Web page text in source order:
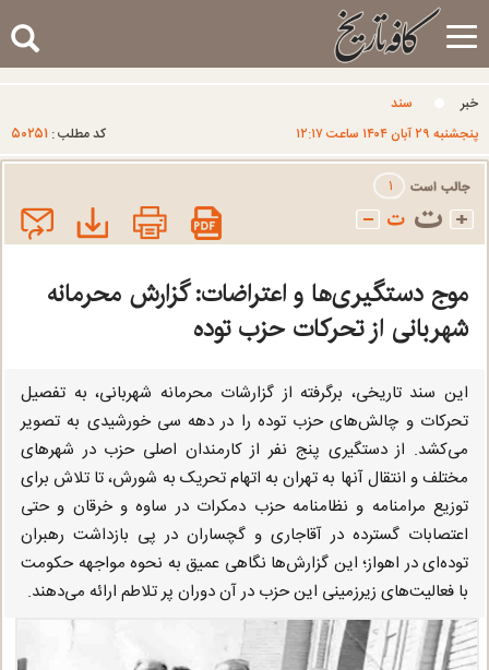
Toggle
navigation
خبر
سند
پنجشنبه ۲۹ آبان ۱۴۰۴ ساعت ۱۲:۱۷
کد مطلب : ۵۰۲۵۱
۱
موج دستگیری‌ها و اعتراضات: گزارش محرمانه
شهربانی از تحرکات حزب توده
این سند تاریخی، برگرفته از گزارشات محرمانه شهربانی، به تفصیل
تحرکات و چالش‌های حزب توده را در دهه سی خورشیدی به تصویر
می‌کشد. از دستگیری پنج نفر از کارمندان اصلی حزب در شهرهای
مختلف و انتقال آنها به تهران به اتهام تحریک به شورش، تا تلاش برای
توزیع مرامنامه و نظامنامه حزب دمکرات در ساوه و خرقان و حتی
اعتصابات گسترده در آقاجاری و گچساران در پی بازداشت رهبران
توده‌ای در اهواز؛ این گزارش‌ها نگاهی عمیق به نحوه مواجهه حکومت
با فعالیت‌های زیرزمینی این حزب در آن دوران پر تلاطم ارائه می‌دهند.